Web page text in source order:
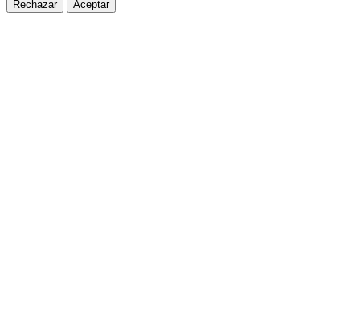
Rechazar Aceptar